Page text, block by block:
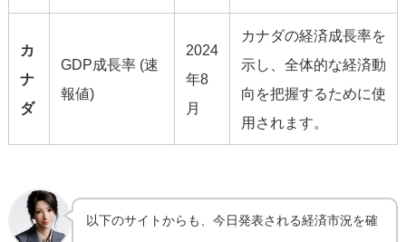
カ
ナ
ダ
GDP成長率 (速
報値)
2024
年8
月
カナダの経済成長率を
示し、全体的な経済動
向を把握するために使
用されます。
以下のサイトからも、今日発表される経済市況を確